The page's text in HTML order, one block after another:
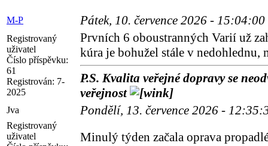
M-P Pátek, 10. července 2026 - 15:04:00
Registrovaný
uživatel
Číslo příspěvku:
61
Registrován: 7-
2025
Prvních 6 oboustranných Varií už
kúra je bohužel stále v
P.S. Kvalita veřejné dopravy se
veřejnost
Jva Pondělí, 13. července 2026 -
Registrovaný
uživatel
Minulý týden začala oprava